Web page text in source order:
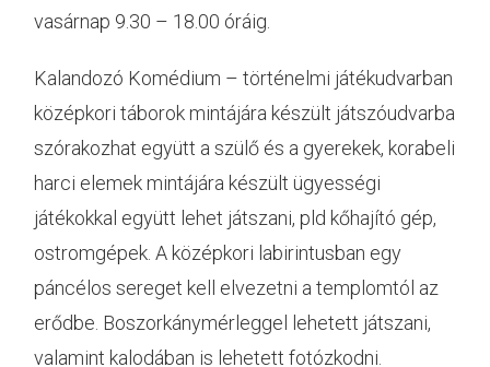
vasárnap 9.30 – 18.00 óráig.
Kalandozó Komédium – történelmi játékudvarban
középkori táborok mintájára készült játszóudvarba
szórakozhat együtt a szülő és a gyerekek, korabeli
harci elemek mintájára készült ügyességi
játékokkal együtt lehet játszani, pld kőhajító gép,
ostromgépek. A középkori labirintusban egy
páncélos sereget kell elvezetni a templomtól az
erődbe. Boszorkánymérleggel lehetett játszani,
valamint kalodában is lehetett fotózkodni.